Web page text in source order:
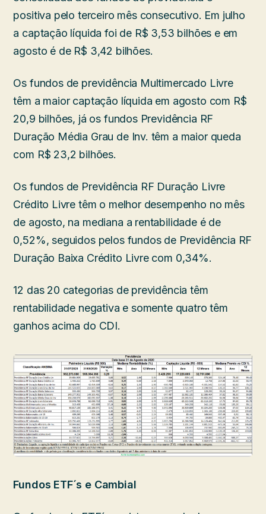
positiva pelo terceiro mês consecutivo. Em julho
a captação líquida foi de R$ 3,53 bilhões e em
agosto é de R$ 3,42 bilhões.
Os fundos de previdência Multimercado Livre
têm a maior captação líquida em agosto com R$
20,9 bilhões, já os fundos Previdência RF
Duração Média Grau de Inv. têm a maior queda
com R$ 23,2 bilhões.
Os fundos de Previdência RF Duração Livre
Crédito Livre têm o melhor desempenho no mês
de agosto, na mediana a rentabilidade é de
0,52%, seguidos pelos fundos de Previdência RF
Duração Baixa Crédito Livre com 0,34%.
12 das 20 categorias de previdência têm
rentabilidade negativa e somente quatro têm
ganhos acima do CDI.
Fundos ETF´s e Cambial